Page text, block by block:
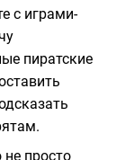
с играми-
пиратские
не просто